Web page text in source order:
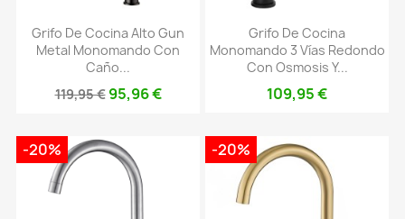
Grifo De Cocina Alto Gun
Metal Monomando Con
Caño...
119,95 € 95,96 €
Grifo De Cocina
Monomando 3 Vías Redondo
Con Osmosis Y...
109,95 €
-20% -20%